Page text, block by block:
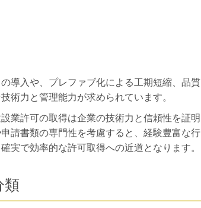
導入や、プレファブ化による工期短縮、品質
術力と管理能力が求められています。
業許可の取得は企業の技術力と信頼性を証明
請書類の専門性を考慮すると、経験豊富な行
実で効率的な許可取得への近道となります。
類